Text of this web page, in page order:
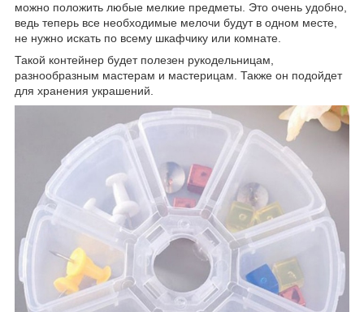
можно положить любые мелкие предметы. Это очень удобно,
ведь теперь все необходимые мелочи будут в одном месте,
не нужно искать по всему шкафчику или комнате.
Такой контейнер будет полезен рукодельницам,
разнообразным мастерам и мастерицам. Также он подойдет
для хранения украшений.